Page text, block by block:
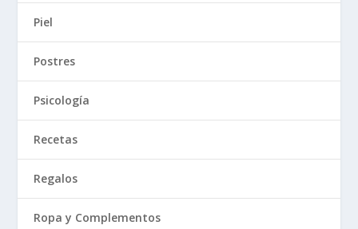
Piel
Postres
Psicología
Recetas
Regalos
Ropa y Complementos